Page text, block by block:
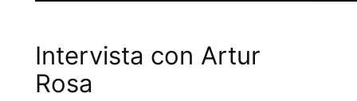
Intervista con Artur
Rosa